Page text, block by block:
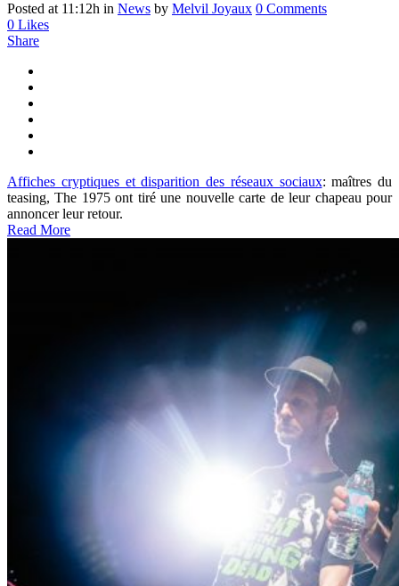
Posted at 11:12h in News by Melvil Joyaux 0 Comments
0 Likes
Share
Affiches cryptiques et disparition des réseaux sociaux: maîtres du
teasing, The 1975 ont tiré une nouvelle carte de leur chapeau pour
annoncer leur retour.
Read More